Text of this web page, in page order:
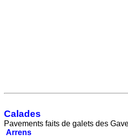
Calades
Pavements faits de galets des
Arrens